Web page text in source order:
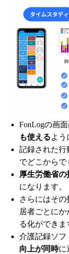
FonLogの画
も使えるよう
記録された行
でどこからで
厚生労働省の
になります。
さらにはそ
居者ごとに
る化ができま
介護記録ソフ
向上が同時に